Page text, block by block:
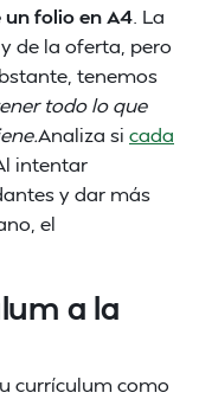
un folio en A4 . La
de la oferta, pero
tenemos
todo lo que
Analiza si cada
intentar
y dar más
el
a la
currículum como